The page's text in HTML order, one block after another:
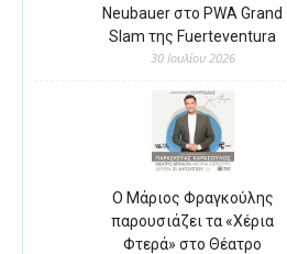
Neubauer στο PWA Grand
Slam της Fuerteventura
30 Ιουλίου 2026
Ο Μάριος Φραγκούλης
παρουσιάζει τα «Χέρια
Φτερά» στο Θέατρο